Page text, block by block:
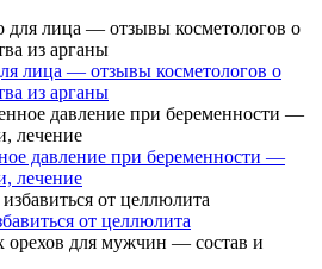
лица — отзывы косметологов о
из арганы
давление при беременности —
лечение
от целлюлита